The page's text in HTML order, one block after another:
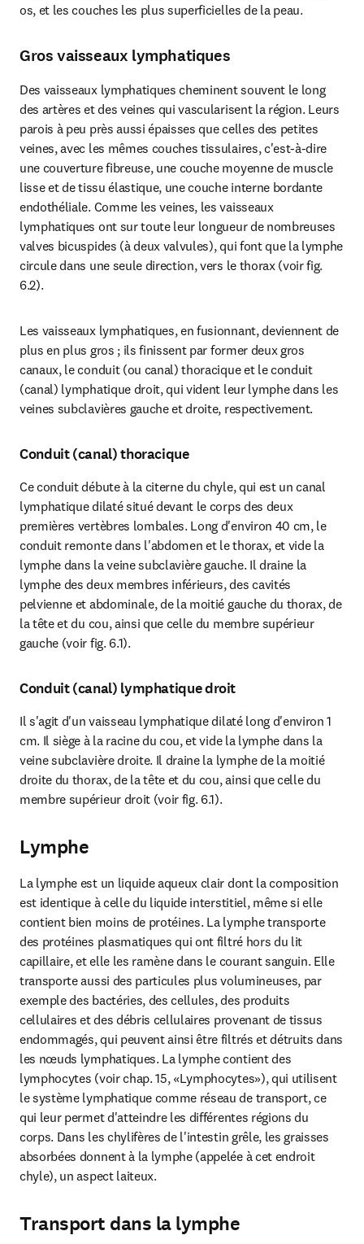
os, et les couches les plus superficielles de la peau.
Gros vaisseaux lymphatiques
Des vaisseaux lymphatiques cheminent souvent le long
des artères et des veines qui vascularisent la région. Leurs
parois à peu près aussi épaisses que celles des petites
veines, avec les mêmes couches tissulaires, c'est-à-dire
une couverture fibreuse, une couche moyenne de muscle
lisse et de tissu élastique, une couche interne bordante
endothéliale. Comme les veines, les vaisseaux
lymphatiques ont sur toute leur longueur de nombreuses
valves bicuspides (à deux valvules), qui font que la lymphe
circule dans une seule direction, vers le thorax (voir fig.
6.2).
Les vaisseaux lymphatiques, en fusionnant, deviennent de
plus en plus gros ; ils finissent par former deux gros
canaux, le conduit (ou canal) thoracique et le conduit
(canal) lymphatique droit, qui vident leur lymphe dans les
veines subclavières gauche et droite, respectivement.
Conduit (canal) thoracique
Ce conduit débute à la citerne du chyle, qui est un canal
lymphatique dilaté situé devant le corps des deux
premières vertèbres lombales. Long d'environ 40 cm, le
conduit remonte dans l'abdomen et le thorax, et vide la
lymphe dans la veine subclavière gauche. Il draine la
lymphe des deux membres inférieurs, des cavités
pelvienne et abdominale, de la moitié gauche du thorax, de
la tête et du cou, ainsi que celle du membre supérieur
gauche (voir fig. 6.1).
Conduit (canal) lymphatique droit
Il s'agit d'un vaisseau lymphatique dilaté long d'environ 1
cm. Il siège à la racine du cou, et vide la lymphe dans la
veine subclavière droite. Il draine la lymphe de la moitié
droite du thorax, de la tête et du cou, ainsi que celle du
membre supérieur droit (voir fig. 6.1).
Lymphe
La lymphe est un liquide aqueux clair dont la composition
est identique à celle du liquide interstitiel, même si elle
contient bien moins de protéines. La lymphe transporte
des protéines plasmatiques qui ont filtré hors du lit
capillaire, et elle les ramène dans le courant sanguin. Elle
transporte aussi des particules plus volumineuses, par
exemple des bactéries, des cellules, des produits
cellulaires et des débris cellulaires provenant de tissus
endommagés, qui peuvent ainsi être filtrés et détruits dans
les nœuds lymphatiques. La lymphe contient des
lymphocytes (voir chap. 15, «Lymphocytes»), qui utilisent
le système lymphatique comme réseau de transport, ce
qui leur permet d'atteindre les différentes régions du
corps. Dans les chylifères de l'intestin grêle, les graisses
absorbées donnent à la lymphe (appelée à cet endroit
chyle), un aspect laiteux.
Transport dans la lymphe